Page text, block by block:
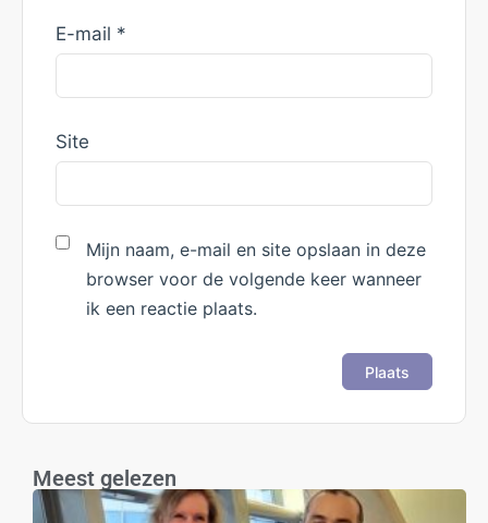
E-mail *
Site
Mijn naam, e-mail en site opslaan in deze
browser voor de volgende keer wanneer
ik een reactie plaats.
Meest gelezen